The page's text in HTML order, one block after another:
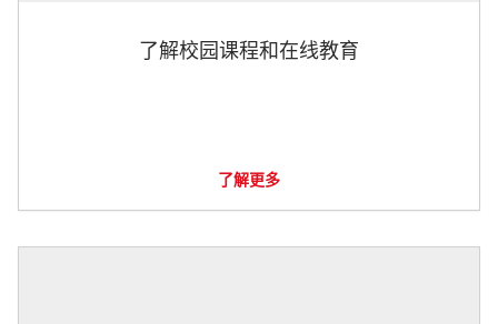
了解校园课程和在线教育
了解更多